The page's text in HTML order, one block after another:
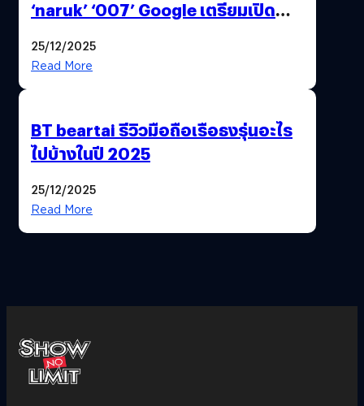
‘naruk’ ‘007’ Google เตรียมเปิด
25/12/2025
Read More
BT beartai รีวิวมือถือเรือธงรุ่นอะไร
ไปบ้างในปี 2025
25/12/2025
Read More